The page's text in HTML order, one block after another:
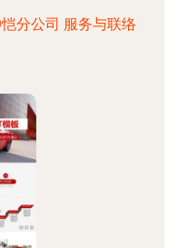
分公司 服务与联络